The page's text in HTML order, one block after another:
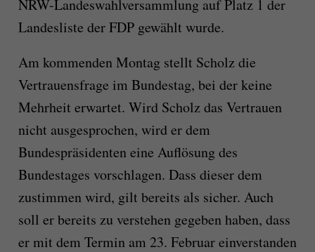
NRW-Landeswahlversammlung auf Platz 1 der
Landesliste der FDP gewählt wurde.
Am kommenden Montag stellt Scholz die
Vertrauensfrage im Bundestag, bei der keine
Mehrheit erwartet. Wird Scholz das Vertrauen
nicht ausgesprochen, wird er dem
Bundespräsidenten eine Auflösung des
Bundestages vorschlagen. Dass dieser dem
zustimmen wird, gilt bereits als sicher. Auch
soll er bereits zu verstehen gegeben haben, dass
er mit dem Termin am 23. Februar einverstanden